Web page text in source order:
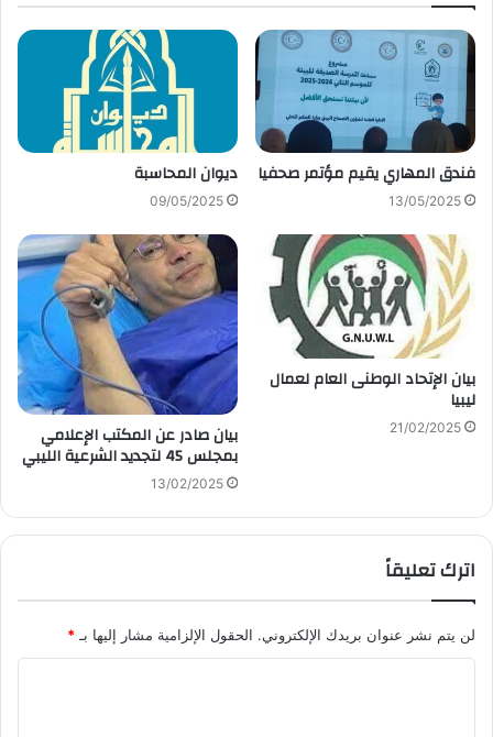
فندق المهاري يقيم مؤتمر صحفيا
13/05/2025
ديوان المحاسبة
09/05/2025
بيان الإتحاد الوطنى العام لعمال
ليبيا
21/02/2025 بيان صادر عن المكتب الإعلامي
بمجلس 45 لتجديد الشرعية الليبي
13/02/2025
اترك تعليقاً
لن يتم نشر عنوان بريدك الإلكتروني. الحقول الإلزامية مشار إليها بـ *